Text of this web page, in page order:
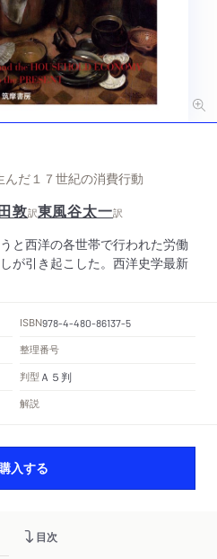
だ１７世紀の消費行動
敦訳東風谷太一訳
と西洋の各世帯で行われた労働
が引き起こした。西洋史学最新
ISBN978-4-480-86137-5
整理番号
判型 Ａ５判
解説
入する
目次